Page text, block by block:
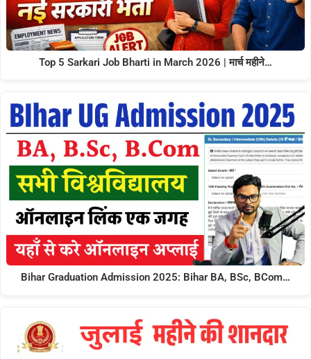
Top 5 Sarkari Job Bharti in March 2026 | मार्च महीने…
Bihar Graduation Admission 2025: Bihar BA, BSc, BCom…